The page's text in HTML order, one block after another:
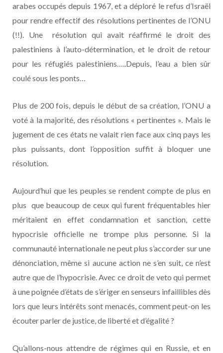
arabes occupés depuis 1967, et a déploré le refus d’Israël
pour rendre effectif des résolutions pertinentes de l’ONU
(!!). Une résolution qui avait réaffirmé le droit des
palestiniens à l’auto-détermination, et le droit de retour
pour les réfugiés palestiniens…..Depuis, l’eau a bien sûr
coulé sous les ponts…
Plus de 200 fois, depuis le début de sa création, l’ONU a
voté à la majorité, des résolutions « pertinentes ». Mais le
jugement de ces états ne valait rien face aux cinq pays les
plus puissants, dont l’opposition suffit à bloquer une
résolution.
Aujourd’hui que les peuples se rendent compte de plus en
plus que beaucoup de ceux qui furent fréquentables hier
méritaient en effet condamnation et sanction, cette
hypocrisie officielle ne trompe plus personne. Si la
communauté internationale ne peut plus s’accorder sur une
dénonciation, même si aucune action ne s’en suit, ce n’est
autre que de l’hypocrisie. Avec ce droit de veto qui permet
à une poignée d’états de s’ériger en senseurs infaillibles dès
lors que leurs intérêts sont menacés, comment peut-on les
écouter parler de justice, de liberté et d’égalité ?
Qu’allons-nous attendre de régimes qui en Russie, et en